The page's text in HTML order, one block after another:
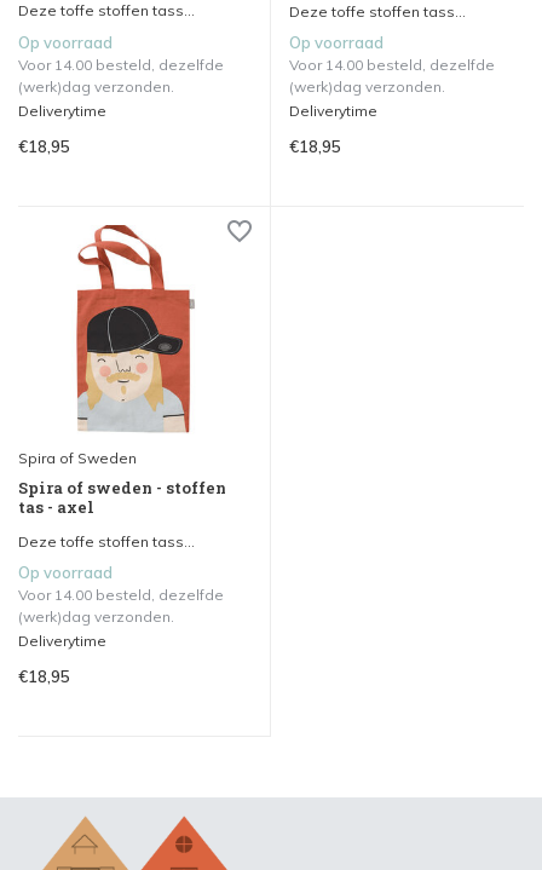
Deze toffe stoffen tass...
Op voorraad
Voor 14.00 besteld, dezelfde
(werk)dag verzonden.
Deliverytime
€18,95
Deze toffe stoffen tass...
Op voorraad
Voor 14.00 besteld, dezelfde
(werk)dag verzonden.
Deliverytime
€18,95
Spira of Sweden
Spira of sweden - stoffen
tas - axel
Deze toffe stoffen tass...
Op voorraad
Voor 14.00 besteld, dezelfde
(werk)dag verzonden.
Deliverytime
€18,95